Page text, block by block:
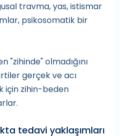
travma, yas, istismar
psikosomatik bir
"zihinde" olmadığını
gerçek ve acı
için zihin-beden
tedavi yaklaşımları